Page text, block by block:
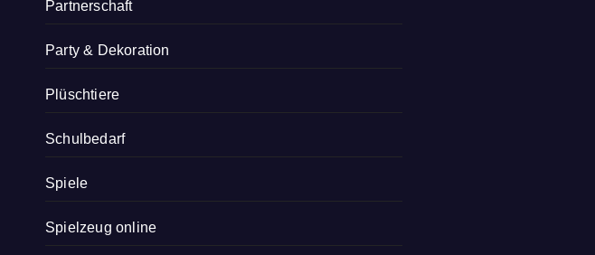
Partnerschaft
Party & Dekoration
Plüschtiere
Schulbedarf
Spiele
Spielzeug online